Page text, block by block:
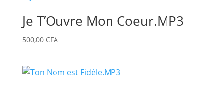
Je T’Ouvre Mon Coeur.MP3
500,00 CFA